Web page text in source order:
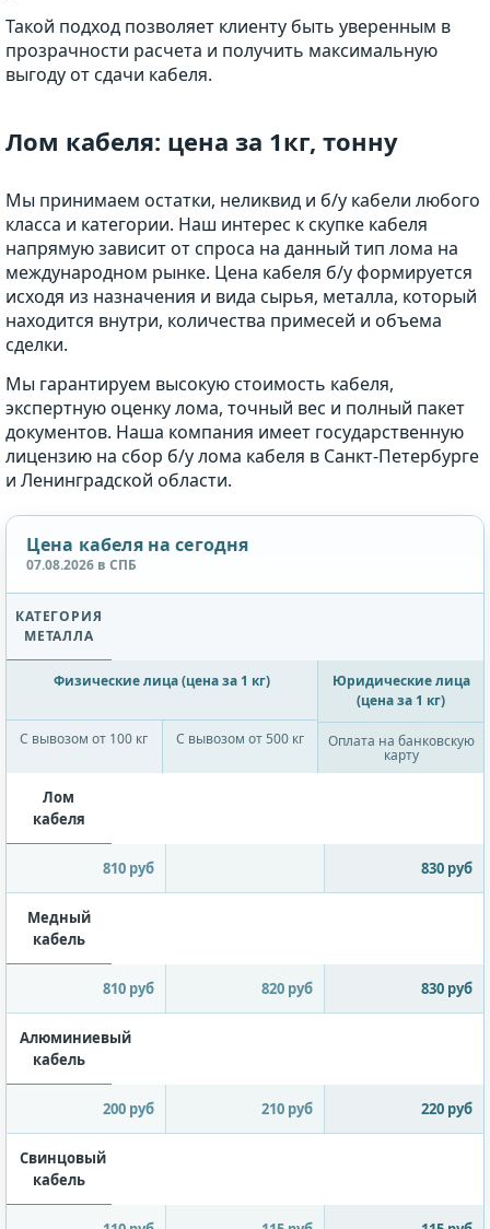
Такой подход позволяет клиенту быть уверенным в
прозрачности расчета и получить максимальную
выгоду от сдачи кабеля.
Лом кабеля: цена за 1кг, тонну
Мы принимаем остатки, неликвид и б/у кабели любого
класса и категории. Наш интерес к скупке кабеля
напрямую зависит от спроса на данный тип лома на
международном рынке. Цена кабеля б/у формируется
исходя из назначения и вида сырья, металла, который
находится внутри, количества примесей и объема
сделки.
Мы гарантируем высокую стоимость кабеля,
экспертную оценку лома, точный вес и полный пакет
документов. Наша компания имеет государственную
лицензию на сбор б/у лома кабеля в Санкт-Петербурге
и Ленинградской области.
Цена кабеля на сегодня
07.08.2026 в СПБ
КАТЕГОРИЯ
МЕТАЛЛА
Физические лица (цена за 1 кг)
С вывозом от 100 кг С вывозом от 500 кг
Юридические лица
(цена за 1 кг)
Оплата на банковскую
карту
Лом
кабеля
810 руб 830 руб
Медный
кабель
810 руб 820 руб 830 руб
Алюминиевый
кабель
200 руб 210 руб 220 руб
Свинцовый
кабель